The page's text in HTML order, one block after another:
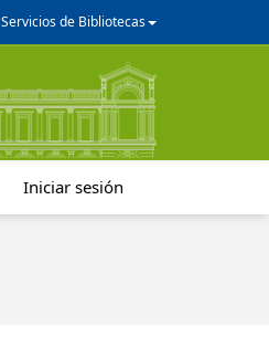
Servicios de Bibliotecas
Iniciar sesión